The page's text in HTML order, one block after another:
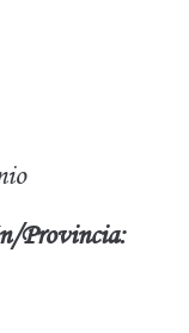
Provincia: